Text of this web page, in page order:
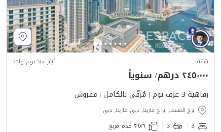
شقة نُشِر منذ يوم واحد
٢٤٥٬٠٠٠ درهم/ سنوياً
رفاهية 3 غرف نوم | مُرقّى بالكامل | مفروش
برج المسك, ابراج مارينا, دبي مارينا, دبي
3
3 ٢٬٥١٦ قدم مربع